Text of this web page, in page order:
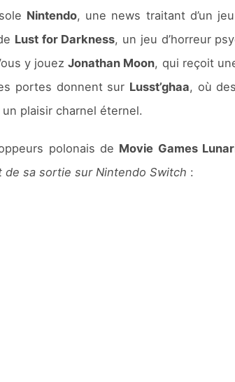
Nintendo, une news traitant d’un
Lust for Darkness, un jeu d’horreur
y jouezJonathan Moon, qui reçoit
portes donnent sur Lusst’ghaa, où
plaisir charnel éternel.
polonais de Movie Games
de sa sortie sur Nintendo Switch :